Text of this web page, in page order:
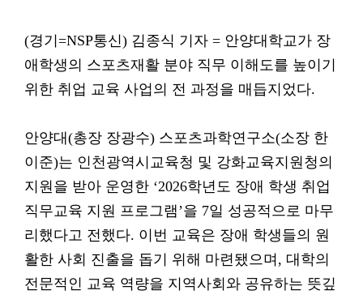
(경기=NSP통신) 김종식 기자 = 안양대학교가 장
애학생의 스포츠재활 분야 직무 이해도를 높이기
위한 취업 교육 사업의 전 과정을 매듭지었다.
안양대(총장 장광수) 스포츠과학연구소(소장 한
이준)는 인천광역시교육청 및 강화교육지원청의
지원을 받아 운영한 ‘2026학년도 장애 학생 취업
직무교육 지원 프로그램’을 7일 성공적으로 마무
리했다고 전했다. 이번 교육은 장애 학생들의 원
활한 사회 진출을 돕기 위해 마련됐으며, 대학의
전문적인 교육 역량을 지역사회와 공유하는 뜻깊